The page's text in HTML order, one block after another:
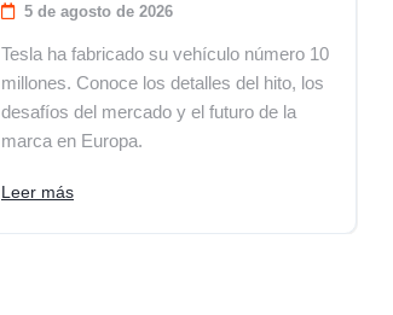
5 de agosto de 2026
Tesla ha fabricado su vehículo número 10
millones. Conoce los detalles del hito, los
desafíos del mercado y el futuro de la
marca en Europa.
Leer más